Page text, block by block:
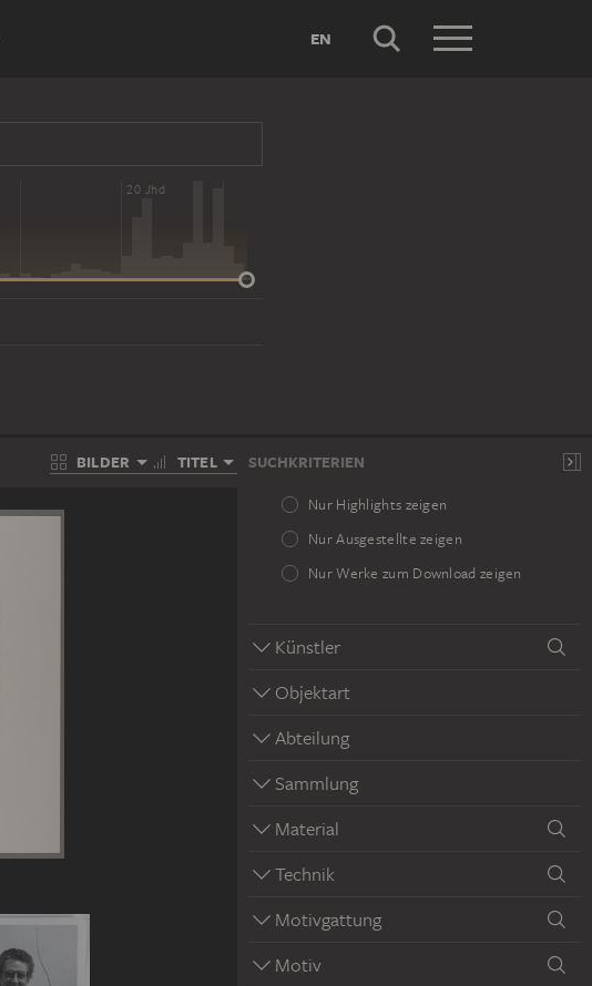
EN
20 Jhd
BILDER TITEL SUCHKRITERIEN
Nur Highlights zeigen
Nur Ausgestellte zeigen
Nur Werke zum Download zeigen
Künstler
Objektart
Abteilung
Sammlung
Material
Technik
Motivgattung
Motiv